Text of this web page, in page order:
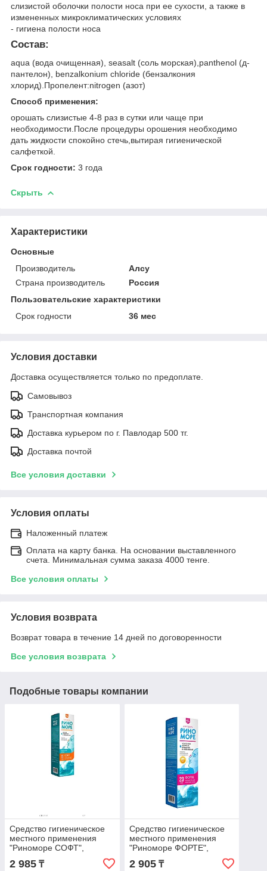
слизистой оболочки полости носа при ее сухости, а также в
измененных микроклиматических условиях
- гигиена полости носа
Состав:
aqua (вода очищенная), seasalt (соль морская),panthenol (д-
пантелон), benzalkonium chloride (бензалкония
хлорид).Пропелент:nitrogen (азот)
Способ применения:
орошать слизистые 4-8 раз в сутки или чаще при
необходимости.После процедуры орошения необходимо
дать жидкости спокойно стечь,вытирая гигиенической
салфеткой.
Срок годности: 3 года
Скрыть
Характеристики
Основные
Производитель
Алсу
Страна производитель
Россия
Пользовательские характеристики
Срок годности
36 мес
Условия доставки
Доставка осуществляется только по предоплате.
Самовывоз
Транспортная компания
Доставка курьером по г. Павлодар 500 тг.
Доставка почтой
Все условия доставки
Условия оплаты
Наложенный платеж
Оплата на карту банка. На основании выставленного
счета. Минимальная сумма заказа 4000 тенге.
Все условия оплаты
Условия возврата
Возврат товара в течение 14 дней по договоренности
Все условия возврата
Подобные товары компании
Средство гигиеническое
местного применения
"Риноморе СОФТ",
аэрозоль, 150мл.
2 985 ₸
Средство гигиеническое
местного применения
"Риноморе ФОРТЕ",
аэрозоль, 150мл.
2 905₸